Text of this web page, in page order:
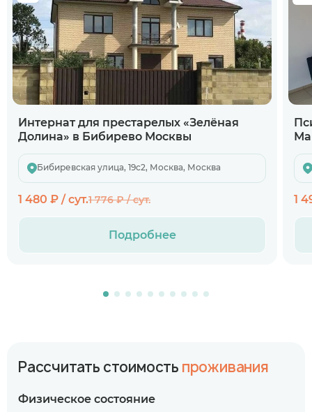
Интернат для престарелых «Зелёная
Долина» в Бибирево Москвы
Бибиревская улица, 19с2, Москва, Москва
1 480 ₽ / сут.1 776 ₽ / сут.
Подробнее
1
Рассчитать стоимость проживания
Физическое состояние